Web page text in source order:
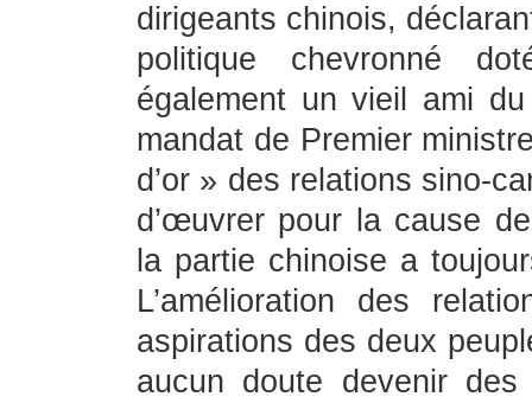
dirigeants chinois,
politique chevronné
également un vieil ami
mandat de Premier
d’or » des relations sino-
d’œuvrer pour la cause
la partie chinoise a
L’amélioration des
aspirations des deux
aucun doute devenir des